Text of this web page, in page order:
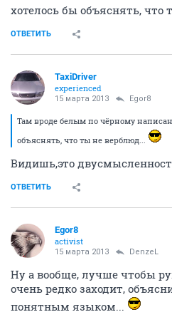
хотелось бы объяснять, что
ОТВЕТИТЬ
TaxiDriver
experienced
15 марта 2013 Egor8
Там вроде белым по чёрному
объяснять, что ты не верблюд...
Видишь,это
ОТВЕТИТЬ
Egor8
activist
15 марта 2013 DenzeL
Ну а вообще, лучше чтобы
очень редко заходит,
понятным языком...